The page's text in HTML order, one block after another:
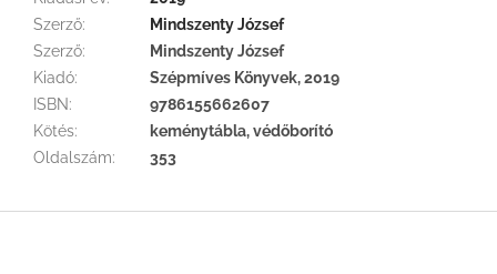
Szerző:
Mindszenty József
Szerző:
Mindszenty József
Kiadó:
Szépmíves Könyvek, 2019
ISBN:
9786155662607
Kötés:
keménytábla, védőborító
Oldalszám: 353